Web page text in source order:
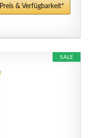
Preis & Verfügbarkeit*
SALE